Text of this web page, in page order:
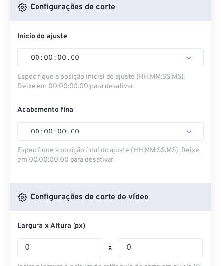
Configurações de corte
Início do ajuste
00 : 00 : 00 . 00
Especifique a posição inicial do ajuste (HH:MM:SS.MS).
Deixe em 00:00:00.00 para desativar.
Acabamento final
00 : 00 : 00 . 00
Especifique a posição final do ajuste (HH:MM:SS.MS). Deixe
em 00:00:00.00 para desativar.
Configurações de corte de vídeo
Largura x Altura (px)
x